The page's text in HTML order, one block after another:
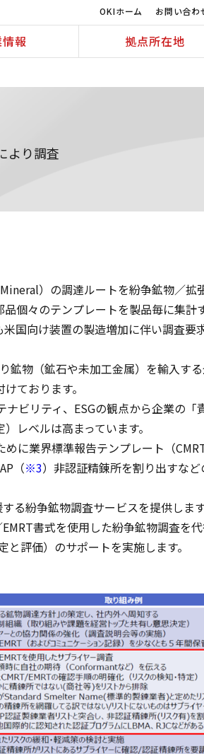
OKIホーム お問い合わ
報 拠点所在地
より調査
）の調達ルートを紛争鉱物／拡
個々のテンプレートを製品毎に集計
国向け装置の製造増加に伴い調査要
鉱物（鉱石や未加工金属）を輸入す
ております。
ビリティ、ESGの観点から企業の「
レベルは高まっています。
に業界標準報告テンプレート（
（※3）非認証精錬所を割り出すな
る紛争鉱物調査サービスを提供します
書式を使用した紛争鉱物調査を代
評価）のサポートを実施します。